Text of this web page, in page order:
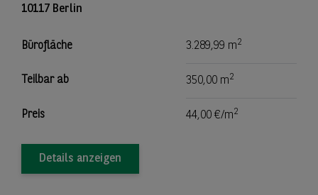
10117 Berlin
Bürofläche 3.289,99 m2
Teilbar ab 350,00 m2
Preis 44,00 €/m2
Details anzeigen